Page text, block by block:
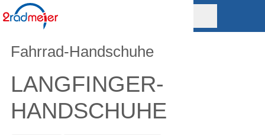
Fahrrad-Handschuhe
LANGFINGER­
HANDSCHUHE